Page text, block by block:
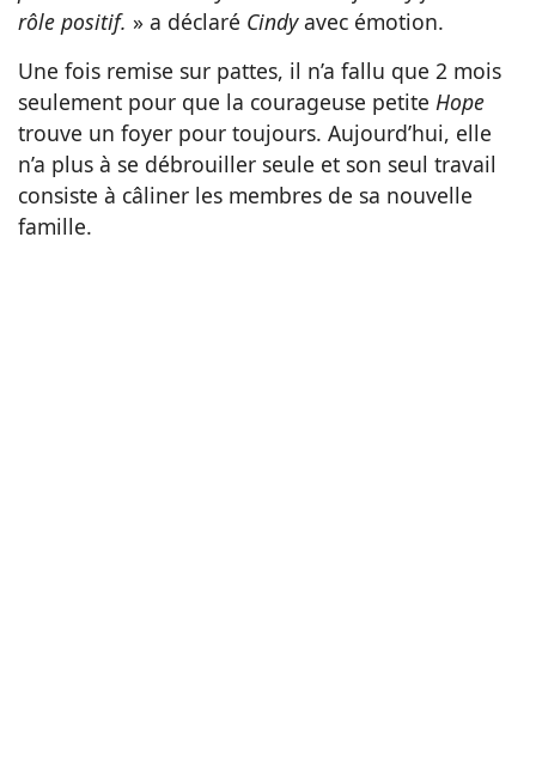
rôle positif. » a déclaré Cindyavec émotion.
Une fois remise sur pattes, il n’a fallu que 2 mois
seulement pour que la courageuse petite Hope
trouve un foyer pour toujours. Aujourd’hui, elle
n’a plus à se débrouiller seule et son seul travail
consiste à câliner les membres de sa nouvelle
famille.